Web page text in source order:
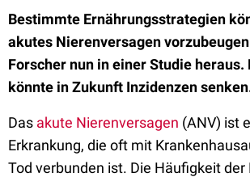
Bestimmte Ernährungsstrategien
akutes Nierenversagen
Forscher nun in einer Studie heraus.
könnte in Zukunft Inzidenzen
Das akute Nierenversagen (ANV) ist
Erkrankung, die oft mit
Tod verbunden ist. Die Häufigkeit der